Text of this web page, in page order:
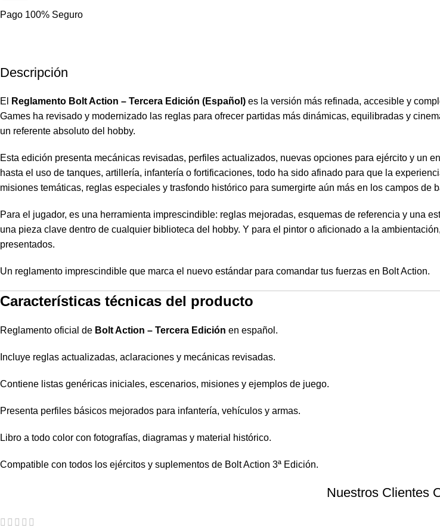
Pago 100% Seguro
Descripción
El Reglamento Bolt Action – Tercera Edición (Español) es la versión más refinada, accesible y
Games ha revisado y modernizado las reglas para ofrecer partidas más dinámicas, equilibradas y
un referente absoluto del hobby.
Esta edición presenta mecánicas revisadas, perfiles actualizados, nuevas opciones para ejército y un
hasta el uso de tanques, artillería, infantería o fortificaciones, todo ha sido afinado para que la
misiones temáticas, reglas especiales y trasfondo histórico para sumergirte aún más en los campos de
Para el jugador, es una herramienta imprescindible: reglas mejoradas, esquemas de referencia y una
una pieza clave dentro de cualquier biblioteca del hobby. Y para el pintor o aficionado a la
presentados.
Un reglamento imprescindible que marca el nuevo estándar para comandar tus fuerzas en Bolt Action.
Características técnicas del producto
Reglamento oficial de Bolt Action – Tercera Edición en español.
Incluye reglas actualizadas, aclaraciones y mecánicas revisadas.
Contiene listas genéricas iniciales, escenarios, misiones y ejemplos de juego.
Presenta perfiles básicos mejorados para infantería, vehículos y armas.
Libro a todo color con fotografías, diagramas y material histórico.
Compatible con todos los ejércitos y suplementos de Bolt Action 3ª Edición.
Nuestros Clientes